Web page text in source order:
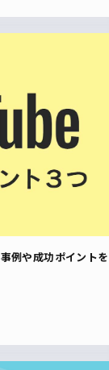
例や成功ポイントを